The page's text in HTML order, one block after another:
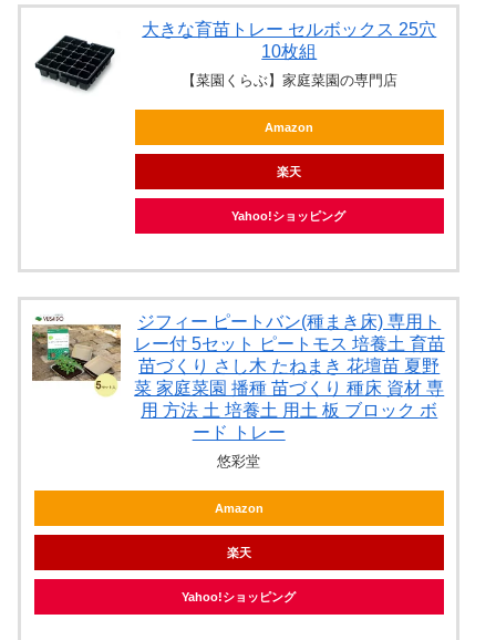
大きな育苗トレー セルボックス 25穴
10枚組
【菜園くらぶ】家庭菜園の専門店
Amazon
楽天
Yahoo!ショッピング
ジフィー ピートバン(種まき床) 専用ト
レー付 5セット ピートモス 培養土 育苗
苗づくり さし木 たねまき 花壇苗 夏野
菜 家庭菜園 播種 苗づくり 種床 資材 専
用 方法 土 培養土 用土 板 ブロック ボ
ード トレー
悠彩堂
Amazon
楽天
Yahoo!ショッピング